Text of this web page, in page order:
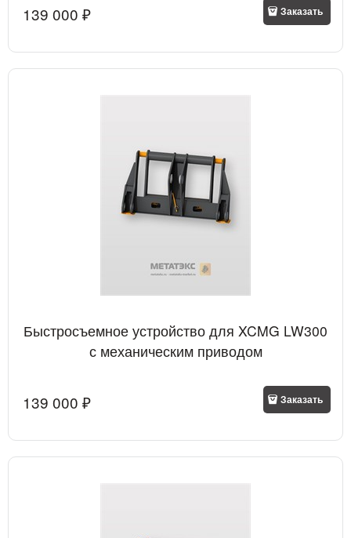
139 000 ₽ Заказать
Быстросъемное устройство для XCMG LW300
с механическим приводом
139 000 ₽ Заказать